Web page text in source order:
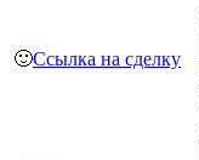
🙂Ссылка на сделку